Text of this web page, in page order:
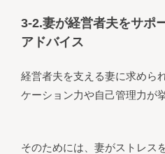
3-2.妻が経営者夫をサポ
アドバイス
経営者夫を支える妻に求めら
ケーション力や自己管理力が
そのためには、妻がストレス